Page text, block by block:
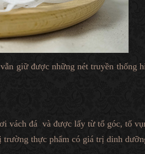
giữ được những nét truyền thống
vách đá và được lấy từ tổ góc, tổ
thực phẩm có giá trị dinh